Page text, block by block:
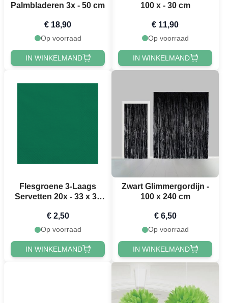
Palmbladeren 3x - 50 cm
€ 18,90
Op voorraad
IN WINKELMAND
100 x - 30 cm
€ 11,90
Op voorraad
IN WINKELMAND
Flesgroene 3-Laags
Servetten 20x - 33 x 33
€ 2,50
Op voorraad
IN WINKELMAND
Zwart Glimmergordijn -
100 x 240 cm
€ 6,50
Op voorraad
IN WINKELMAND